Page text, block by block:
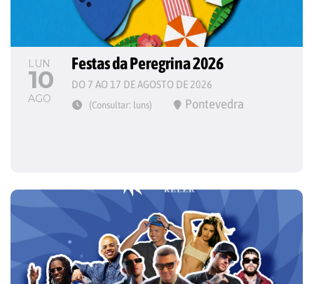
LUN
10
AGO
Festas da Peregrina 2026
DO 7 AO 17 DE AGOSTO DE 2026
(Consultar: luns) Pontevedra